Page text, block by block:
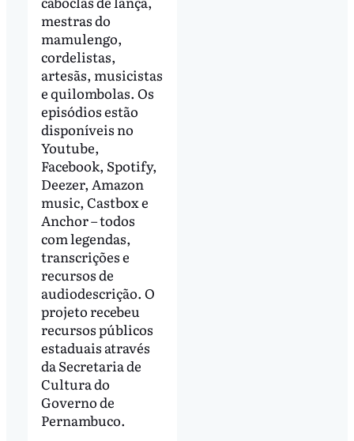
mestras do
mamulengo,
cordelistas,
artesãs, musicistas
e quilombolas. Os
episódios estão
disponíveis no
Youtube,
Facebook, Spotify,
Deezer, Amazon
music, Castbox e
Anchor – todos
com legendas,
transcrições e
recursos de
audiodescrição. O
projeto recebeu
recursos públicos
estaduais através
da Secretaria de
Cultura do
Governo de
Pernambuco.